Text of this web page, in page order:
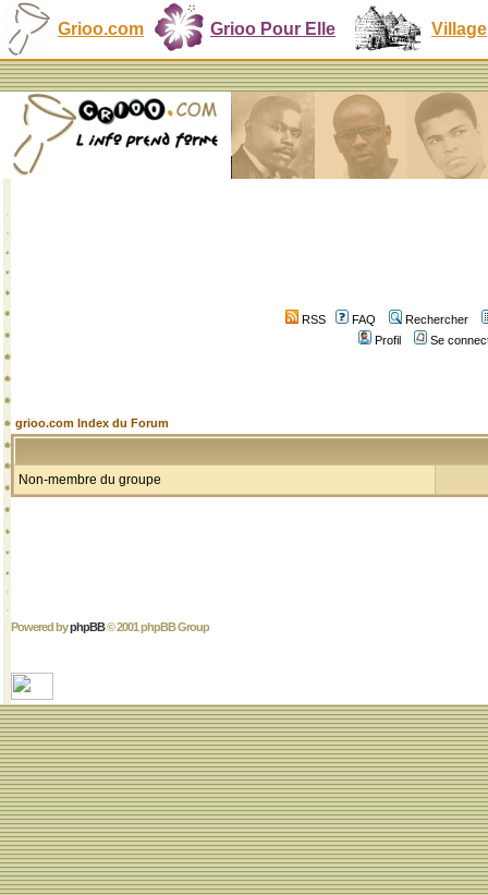
Grioo.com Grioo Pour Elle Village
RSS FAQ
Rechercher
Profil
Se
grioo.com Index du Forum
Non-membre du groupe
Powered byphpBB© 2001 phpBB Group